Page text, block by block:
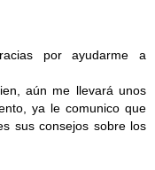
por ayudarme a
aún me llevará unos
ya le comunico que
sus consejos sobre los